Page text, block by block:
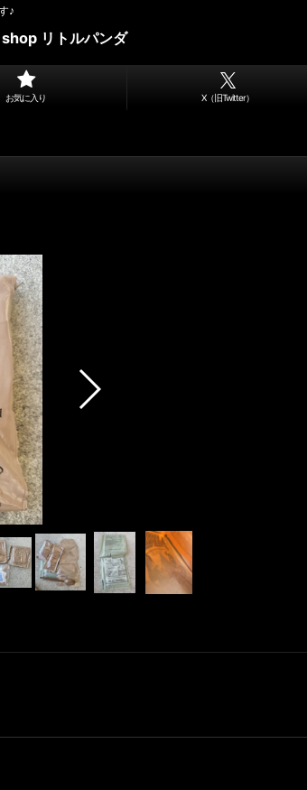
♪
リトルパンダ
お気に入り X（旧Twitter）